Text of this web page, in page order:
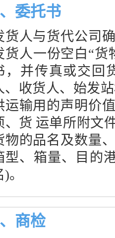
委托书
货人与货代公司
货人一份空白“货
，并传真或交回
、收货人、始发
运输用的声明价
、货 运单所附文
物的品名及数量
型、箱量、目的
。
商检